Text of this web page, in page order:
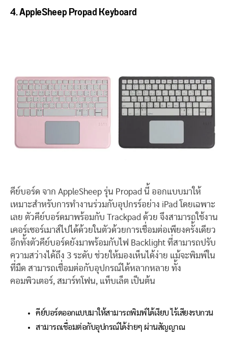
4. AppleSheep Propad Keyboard
คีย์บอร์ด จาก AppleSheep รุ่น Propad นี้ ออกแบบมาให้
เหมาะสำหรับการทำงานร่วมกับอุปกรร์อย่าง iPad โดยเฉพาะ
เลย ตัวคีย์บอร์ดมาพร้อมกับ Trackpad ด้วย จึงสามารถใช้งาน
เคอร์เซอร์เมาส์ไปได้ด้วยในตัวด้วยการเชื่อมต่อเพียงครั้งเดียว
อีกทั้งตัวคีย์บอร์ดยังมาพร้อมกับไฟ Backlight ที่สามารถปรับ
ความสว่างได้ถึง 3 ระดับ ช่วยให้มองเห็นได้ง่าย แม้จะพิมพ์ใน
ที่มืด สามารถเชื่อมต่อกับอุปกรณ์ได้หลากหลาย ทั้ง
คอมพิวเตอร์, สมาร์ทโฟน, แท็บเล็ต เป็นต้น
คีย์บอร์ดออกแบบมาให้สามารถพิมพ์ได้เงียบ ไร้เสียงรบกวน
สามารถเชื่อมต่อกับอุปกรณ์ได้ง่ายๆ ผ่านสัญญาณ